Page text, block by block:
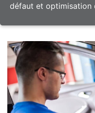
défaut et optimisation